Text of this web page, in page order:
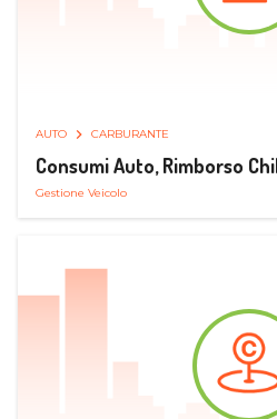
AUTO CARBURANTE
Consumi Auto, Rimborso
Gestione Veicolo